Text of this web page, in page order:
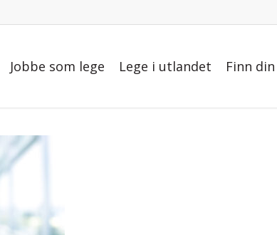
Jobbe som lege Lege i utlandet Finn